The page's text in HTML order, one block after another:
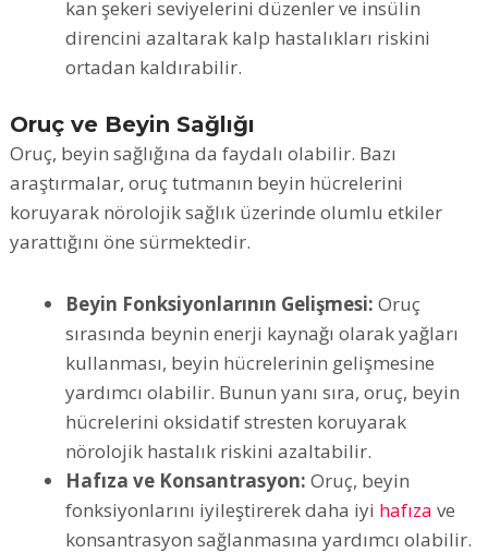
kan şekeri seviyelerini düzenler ve insülin
direncini azaltarak kalp hastalıkları riskini
ortadan kaldırabilir.
Oruç ve Beyin Sağlığı
Oruç, beyin sağlığına da faydalı olabilir. Bazı
araştırmalar, oruç tutmanın beyin hücrelerini
koruyarak nörolojik sağlık üzerinde olumlu etkiler
yarattığını öne sürmektedir.
Beyin Fonksiyonlarının Gelişmesi: Oruç
sırasında beynin enerji kaynağı olarak yağları
kullanması, beyin hücrelerinin gelişmesine
yardımcı olabilir. Bunun yanı sıra, oruç, beyin
hücrelerini oksidatif stresten koruyarak
nörolojik hastalık riskini azaltabilir.
Hafıza ve Konsantrasyon: Oruç, beyin
fonksiyonlarını iyileştirerek daha iyi hafıza ve
konsantrasyon sağlanmasına yardımcı olabilir.